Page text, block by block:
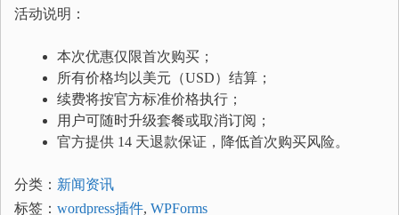
活动说明：
本次优惠仅限首次购买；
所有价格均以美元（USD）结算；
续费将按官方标准价格执行；
用户可随时升级套餐或取消订阅；
官方提供 14 天退款保证，降低首次购买风险。
分类： 新闻资讯
标签： wordpress插件, WPForms